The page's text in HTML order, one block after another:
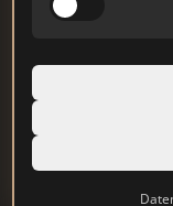
1
AVIV